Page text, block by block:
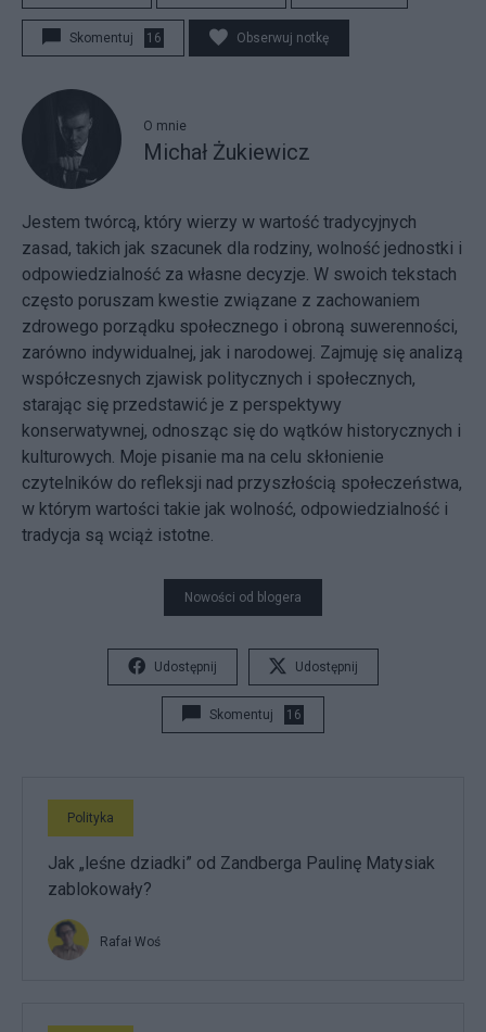
Skomentuj 16 Obserwuj notkę
O mnie
Michał Żukiewicz
Jestem twórcą, który wierzy w wartość tradycyjnych
zasad, takich jak szacunek dla rodziny, wolność jednostki i
odpowiedzialność za własne decyzje. W swoich tekstach
często poruszam kwestie związane z zachowaniem
zdrowego porządku społecznego i obroną suwerenności,
zarówno indywidualnej, jak i narodowej. Zajmuję się analizą
współczesnych zjawisk politycznych i społecznych,
starając się przedstawić je z perspektywy
konserwatywnej, odnosząc się do wątków historycznych i
kulturowych. Moje pisanie ma na celu skłonienie
czytelników do refleksji nad przyszłością społeczeństwa,
w którym wartości takie jak wolność, odpowiedzialność i
tradycja są wciąż istotne.
Nowości od blogera
Udostępnij Udostępnij
Skomentuj 16
Polityka
Jak „leśne dziadki” od Zandberga Paulinę Matysiak
zablokowały?
Rafał Woś